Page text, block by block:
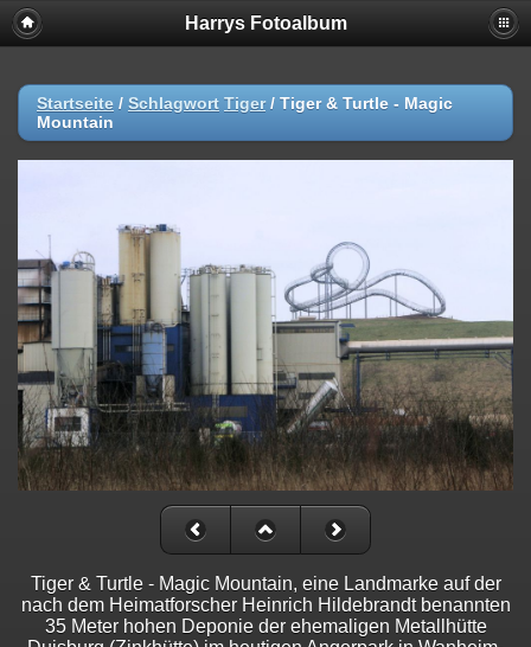
Harrys Fotoalbum
Startseite / Schlagwort Tiger/ Tiger & Turtle - Magic
Mountain
Tiger & Turtle - Magic Mountain, eine Landmarke auf der
nach dem Heimatforscher Heinrich Hildebrandt benannten
35 Meter hohen Deponie der ehemaligen Metallhütte